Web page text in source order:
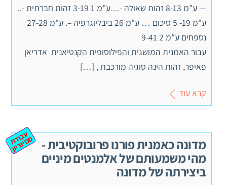
— ע"מ 8-13 זהות שאולה -…ע"מ 1 3-19 זהות חברתית -..
ע"מ 19- 5 סיכום … ע"מ 26 ביבליוגרפיה –. ע"מ 27-28
עבור האמנית המושגית והפילוסופית הקנטיאנית אדריאן
פאיפר, זהות הינה סוגיה מורכבת , […]
קרא עוד
מדונה כאמנית פורנו פרובוקטיבית -
מהי משמעותם של אלמנטים מיניים
ביצירתה של מדונה
ע
ב
וד
ת
ס
מ
ינ
ר
יון